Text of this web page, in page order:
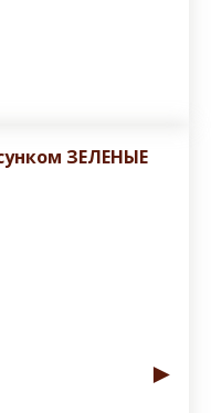
ЗЕЛЕНЫЕ
►